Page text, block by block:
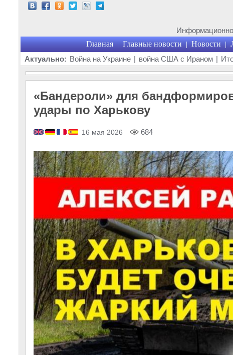
Главная | Главные новости | Новости |
Актуально: Война на Украине | война США с Ираном |
«Бандероли» для
удары по Харькову
16 мая 2026 684